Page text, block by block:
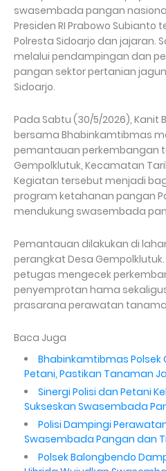
swasembada pangan
Presiden RI Prabowo
Polresta Sidoarjo dan jajaran.
melalui pendampingan dan
pangan sektor pertanian
Sidoarjo.
Pada Sabtu (30/5/2026), Kanit
bersama Bhabinkamtibmas
pemantauan perkembangan
Gempolklutuk, Kecamatan
Kegiatan tersebut menjadi
program ketahanan pangan
mendukung swasembada
Pemantauan dilakukan di
perangkat Desa
petugas mengecek
penyemprotan hama
prasarana perawatan
Baca Juga
Bhabinkamtibmas
Petani, Pastikan Tanaman
Sinergi Polisi dan Petani
Sukseskan Swasembada
Polisi Dampingi
Swasembada Pangan dan
Polsek Balongbendo